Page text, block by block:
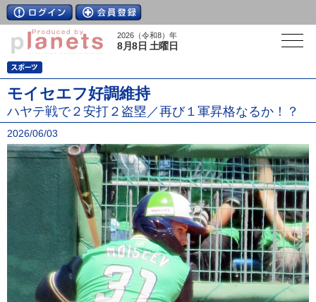
2026（令和8）年
8月8日 土曜日
モイセエフ好調維持
ハヤテ戦で２安打２盗塁／再び１軍昇格なるか！？
2026/06/03